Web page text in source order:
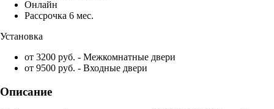
Онлайн
Рассрочка 6 мес.
Установка
от 3200 руб. - Межкомнатные двери
от 9500 руб. - Входные двери
Описание